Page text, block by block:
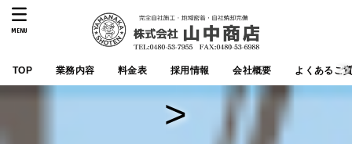
TOP 業務内容 料金表 採用情報 会社概要 よくあるご
MENU
>